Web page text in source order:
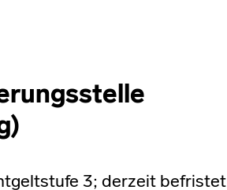
3; derzeit befristet